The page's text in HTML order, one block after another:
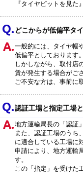
『タイヤピットを見た
どこからが低偏平タ
一般的には、タイヤ幅
低偏平としております。
しかしながら、取付店
賃が発生する場合がご
ご不安な方は、事前に
認証工場と指定工場
地方運輸局長の「認証
また、認証工場のうち
に適合している工場に
申請により、地方運輸
す。
この「指定」を受けた